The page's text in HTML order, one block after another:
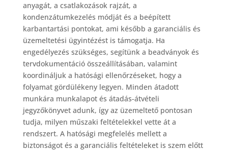
anyagát, a csatlakozások rajzát, a
kondenzátumkezelés módját és a beépített
karbantartási pontokat, ami később a garanciális és
üzemeltetési ügyintézést is támogatja. Ha
engedélyezés szükséges, segítünk a beadványok és
tervdokumentáció összeállításában, valamint
koordináljuk a hatósági ellenőrzéseket, hogy a
folyamat gördülékeny legyen. Minden átadott
munkára munkalapot és átadás-átvételi
jegyzőkönyvet adunk, így az üzemeltető pontosan
tudja, milyen műszaki feltételekkel vette át a
rendszert. A hatósági megfelelés mellett a
biztonságot és a garanciális feltételeket is szem előtt